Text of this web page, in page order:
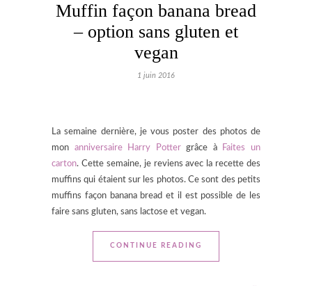
Muffin façon banana bread
– option sans gluten et
vegan
1 juin 2016
La semaine dernière, je vous poster des photos de
mon anniversaire Harry Pottergrâce à
Faites un
carton. Cette semaine, je reviens avec la recette des
muffins qui étaient sur les photos. Ce sont des petits
muffins façon banana bread et il est possible de les
faire sans gluten, sans lactose et vegan.
CONTINUE READING